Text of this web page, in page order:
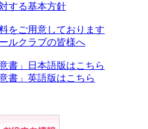
する基本方針
をご用意しております
ルクラブの皆様へ
書」日本語版はこちら
書」英語版はこちら